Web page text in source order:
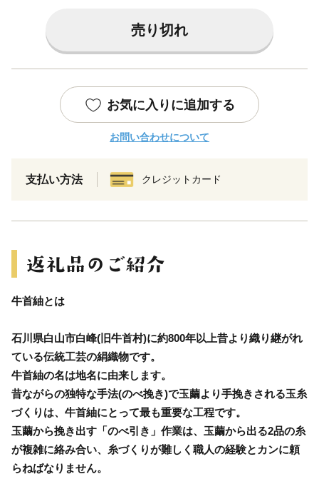
売り切れ
お気に入りに追加する
お問い合わせについて
支払い方法 クレジットカード
牛首紬とは
石川県白山市白峰(旧牛首村)に約800年以上昔より織り継がれ
ている伝統工芸の絹織物です。
牛首紬の名は地名に由来します。
昔ながらの独特な手法(のべ挽き)で玉繭より手挽きされる玉糸
づくりは、牛首紬にとって最も重要な工程です。
玉繭から挽き出す「のべ引き」作業は、玉繭から出る2品の糸
が複雑に絡み合い、糸づくりが難しく職人の経験とカンに頼
らねばなりません。